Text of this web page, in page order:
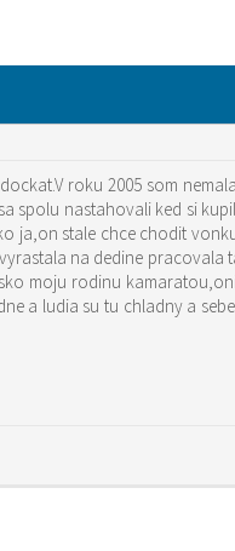
roku 2005 som
spolu nastahovali ked si
ja,on stale chce chodit
na dedine
moju rodinu
a ludia su tu chladny a